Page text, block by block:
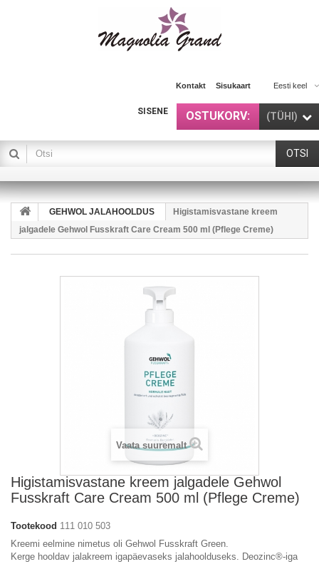
Eesti keel
Kontakt Sisukaart
OSTUKORV: (TÜHI)
SISENE
OTSI
GEHWOL JALAHOOLDUS
Higistamisvastane kreem
jalgadele Gehwol Fusskraft Care Cream 500 ml (Pflege Creme)
Vaata suuremalt
Higistamisvastane kreem jalgadele Gehwol
Fusskraft Care Cream 500 ml (Pflege Creme)
Tootekood 111 010 503
Kreemi eelmine nimetus oli Gehwol Fusskraft Green.
Kerge hooldav jalakreem igapäevaseks jalahoolduseks. Deozinc®-iga